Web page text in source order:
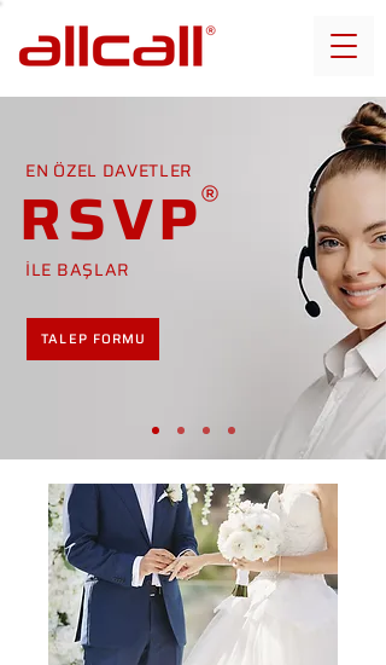
EN ÖZEL DAVETLER
RSVP
İLE BAŞLAR
TALEP FORMU